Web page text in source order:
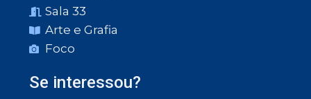
Sala 33
Arte e Grafia
Foco
Se interessou?